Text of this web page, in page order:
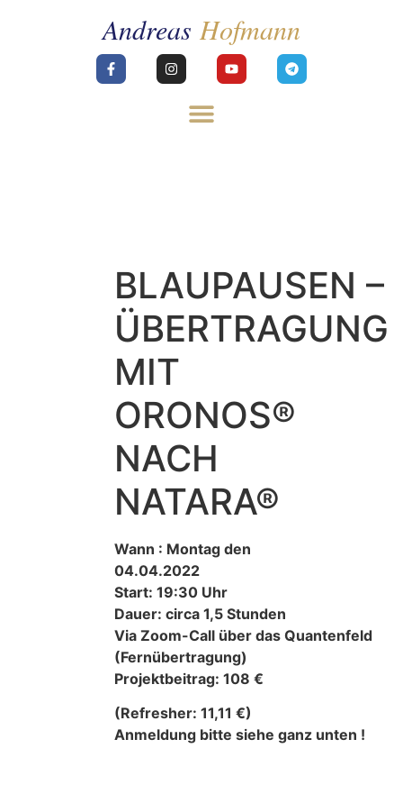
BLAUPAUSEN –
ÜBERTRAGUNG
MIT
ORONOS®
NACH
NATARA®
Wann : Montag den
04.04.2022
Start: 19:30 Uhr
Dauer: circa 1,5 Stunden
Via Zoom-Call über das Quantenfeld
(Fernübertragung)
Projektbeitrag: 108 €
(Refresher: 11,11 €)
Anmeldung bitte siehe ganz unten !